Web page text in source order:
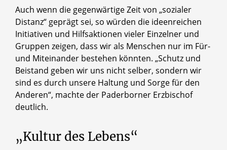
Auch wenn die gegenwärtige Zeit von „sozialer
Distanz“ geprägt sei, so würden die ideenreichen
Initiativen und Hilfsaktionen vieler Einzelner und
Gruppen zeigen, dass wir als Menschen nur im Für-
und Miteinander bestehen könnten. „Schutz und
Beistand geben wir uns nicht selber, sondern wir
sind es durch unsere Haltung und Sorge für den
Anderen“, machte der Paderborner Erzbischof
deutlich.
„Kultur des Lebens“